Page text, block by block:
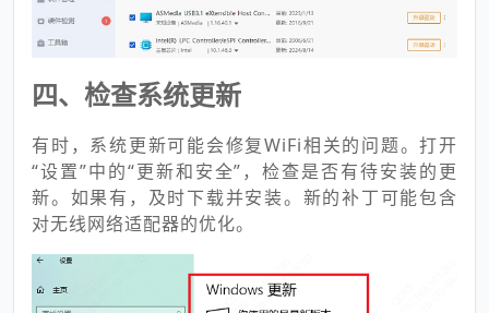
四、检查系统更新
有时，系统更新可能会修复WiFi相关的问题。打开
“设置”中的“更新和安全”，检查是否有待安装的更
新。如果有，及时下载并安装。新的补丁可能包含
对无线网络适配器的优化。